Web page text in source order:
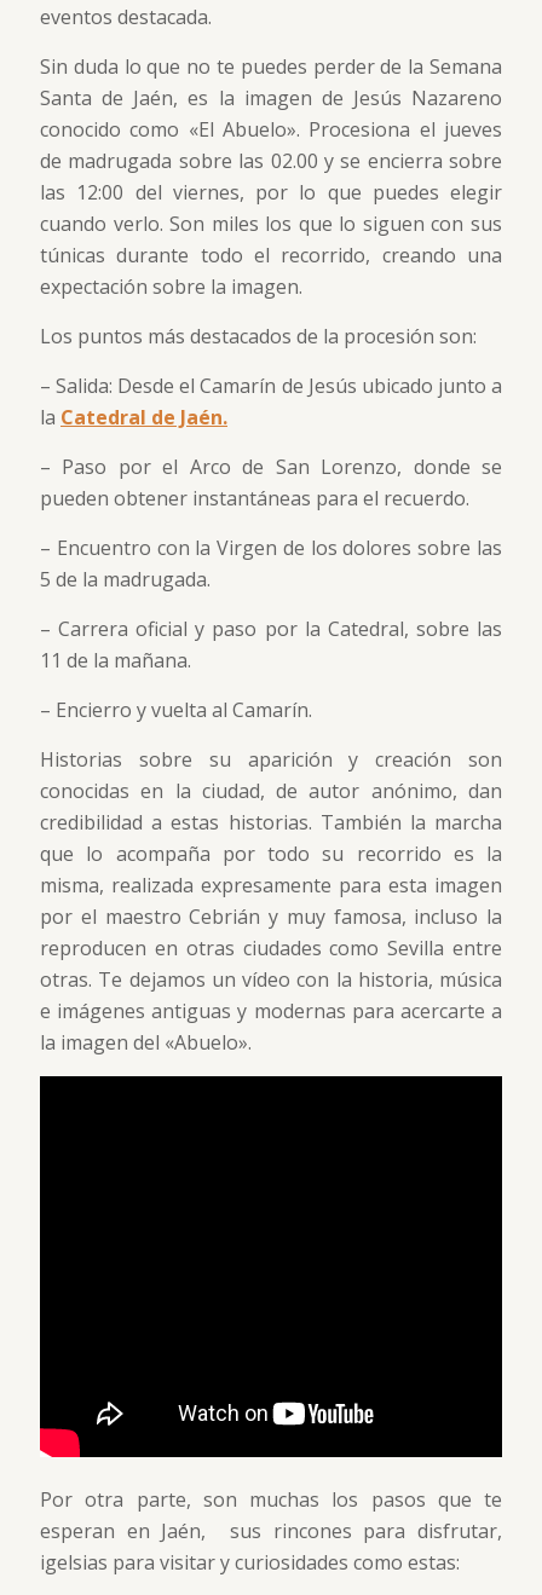
eventos destacada.
Sin duda lo que no te puedes perder de la Semana
Santa de Jaén, es la imagen de Jesús Nazareno
conocido como «El Abuelo». Procesiona el jueves
de madrugada sobre las 02.00 y se encierra sobre
las 12:00 del viernes, por lo que puedes elegir
cuando verlo. Son miles los que lo siguen con sus
túnicas durante todo el recorrido, creando una
expectación sobre la imagen.
Los puntos más destacados de la procesión son:
– Salida: Desde el Camarín de Jesús ubicado junto a
la Catedral de Jaén.
– Paso por el Arco de San Lorenzo, donde se
pueden obtener instantáneas para el recuerdo.
– Encuentro con la Virgen de los dolores sobre las
5 de la madrugada.
– Carrera oficial y paso por la Catedral, sobre las
11 de la mañana.
– Encierro y vuelta al Camarín.
Historias sobre su aparición y creación son
conocidas en la ciudad, de autor anónimo, dan
credibilidad a estas historias. También la marcha
que lo acompaña por todo su recorrido es la
misma, realizada expresamente para esta imagen
por el maestro Cebrián y muy famosa, incluso la
reproducen en otras ciudades como Sevilla entre
otras. Te dejamos un vídeo con la historia, música
e imágenes antiguas y modernas para acercarte a
la imagen del «Abuelo».
Por otra parte, son muchas los pasos que te
esperan en Jaén, sus rincones para disfrutar,
igelsias para visitar y curiosidades como estas: